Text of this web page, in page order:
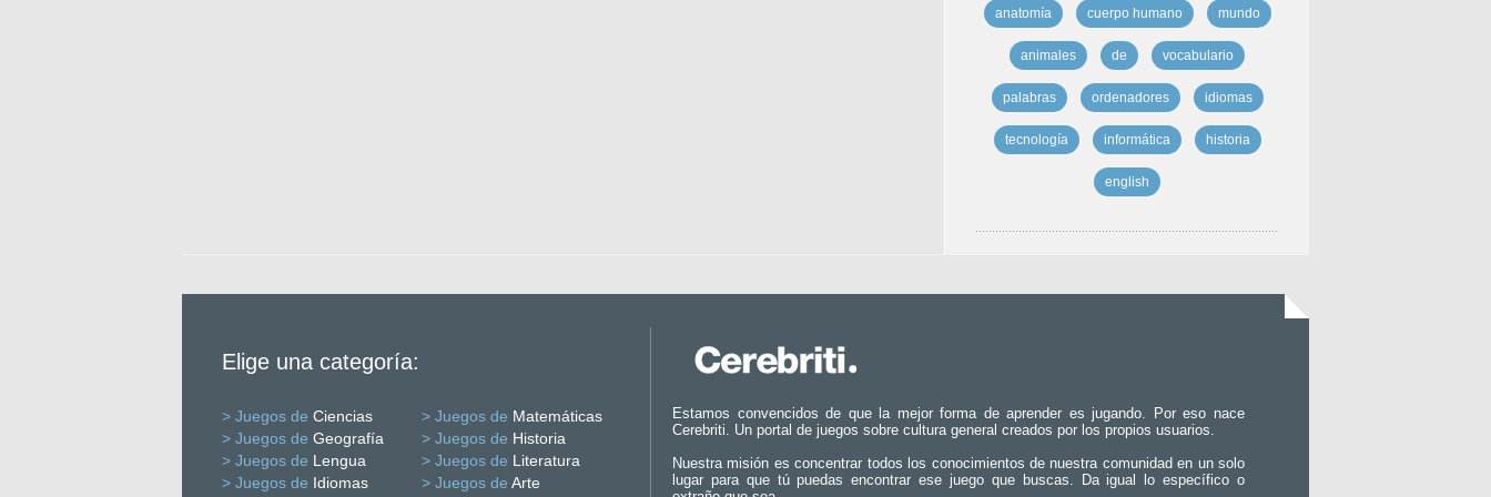
anatomía cuerpo humano mundo
animales de vocabulario
palabras ordenadores idiomas
tecnología informática historia
english
Elige una categoría:
> Juegos de Ciencias > Juegos de Matemáticas
> Juegos de Geografía > Juegos de Historia
> Juegos de Lengua > Juegos de Literatura
> Juegos de Idiomas > Juegos de Arte
Estamos convencidos de que la mejor forma de aprender es jugando. Por eso nace
Cerebriti. Un portal de juegos sobre cultura general creados por los propios usuarios.
Nuestra misión es concentrar todos los conocimientos de nuestra comunidad en un solo
lugar para que tú puedas encontrar ese juego que buscas. Da igual lo específico o